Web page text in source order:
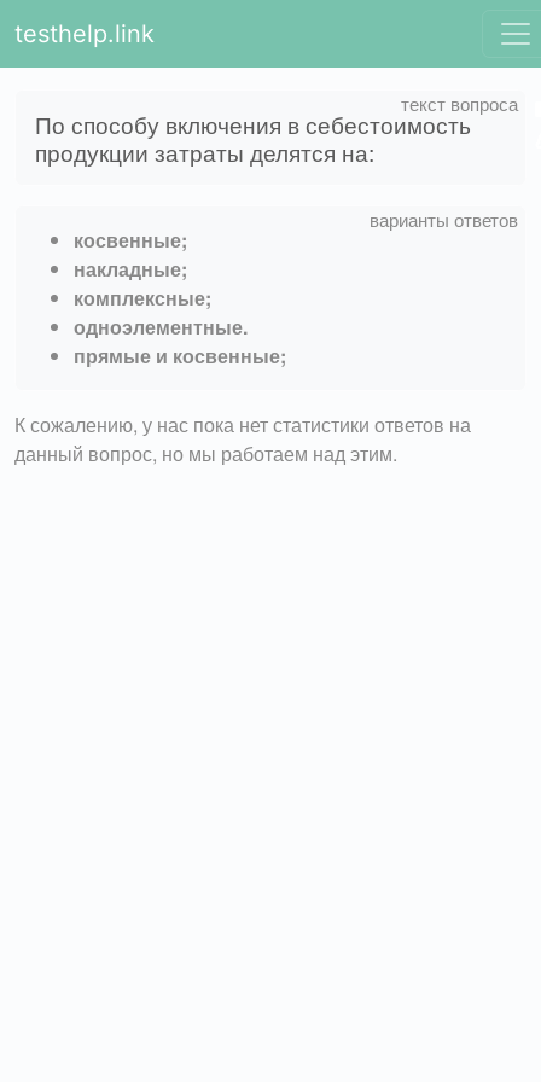
testhelp.link
По способу включения в себестоимость
продукции затраты делятся на:
косвенные;
накладные;
комплексные;
одноэлементные.
прямые и косвенные;
К сожалению, у нас пока нет статистики ответов на
данный вопрос, но мы работаем над этим.